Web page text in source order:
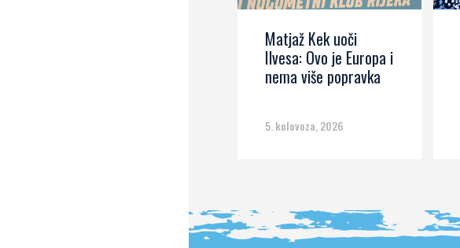
Matjaž Kek uoči
Ilvesa: Ovo je Europa i
nema više popravka
5. kolovoza, 2026